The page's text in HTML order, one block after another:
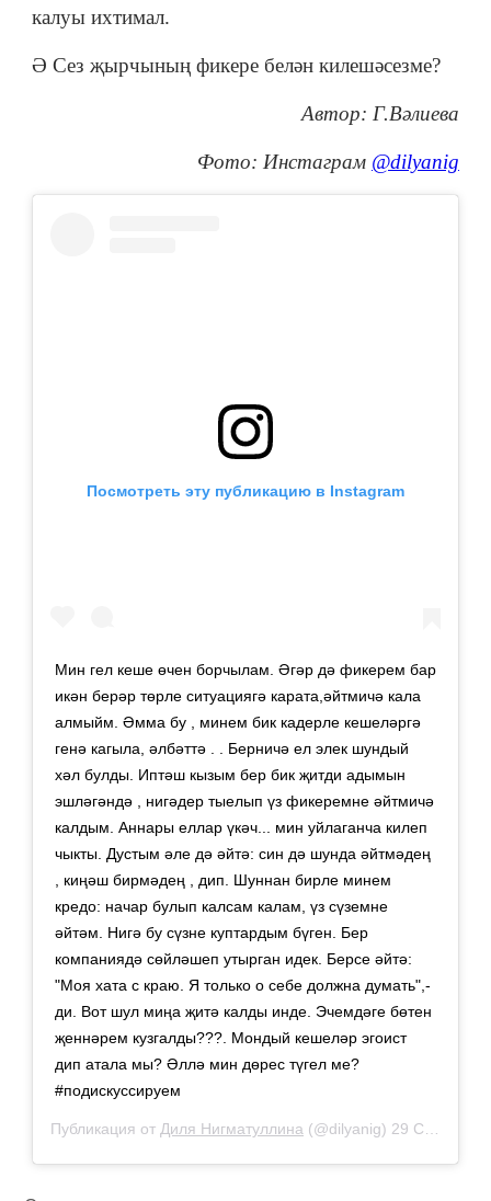
калуы ихтимал.
Ә Сез җырчының фикере белән килешәсезме?
Автор: Г.Вәлиева
Фото: Инстаграм @dilyanig
Посмотреть эту публикацию в Instagram
Мин гел кеше өчен борчылам. Әгәр дә фикерем бар
икән берәр төрле ситуациягә карата,әйтмичә кала
алмыйм. Әмма бу , минем бик кадерле кешеләргә
генә кагыла, әлбәттә . . Берничә ел элек шундый
хәл булды. Иптәш кызым бер бик җитди адымын
эшләгәндә , нигәдер тыелып үз фикеремне әйтмичә
калдым. Аннары еллар үкәч... мин уйлаганча килеп
чыкты. Дустым әле дә әйтә: син дә шунда әйтмәдең
, киңәш бирмәдең , дип. Шуннан бирле минем
кредо: начар булып калсам калам, үз сүземне
әйтәм. Нигә бу сүзне куптардым бүген. Бер
компаниядә сөйләшеп утырган идек. Берсе әйтә:
"Моя хата с краю. Я только о себе должна думать",-
ди. Вот шул миңа җитә калды инде. Эчемдәге бөтен
җеннәрем кузгалды???. Мондый кешеләр эгоист
дип атала мы? Әллә мин дөрес түгел ме?
#подискуссируем
Публикация от Диля Нигматуллина (@dilyanig) 29 Сен 2019 в 10:20 PDT